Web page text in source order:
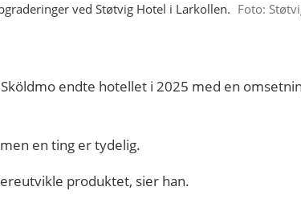
ved Støtvig Hotel i Larkollen. Foto:
endte hotellet i 2025 med en
en ting er tydelig.
produktet, sier han.